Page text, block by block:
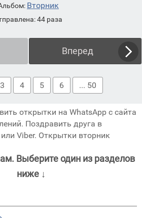
Вторник
44 раза
Вперед
3 4 5 6 ... 50
открытки на WhatsApp с сайта
Поздравить друга в
Viber. Открытки вторник
Выберите один из разделов
ниже ↓